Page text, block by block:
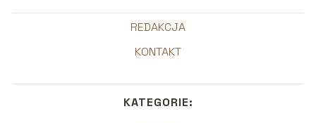
REDAKCJA
KONTAKT
KATEGORIE: